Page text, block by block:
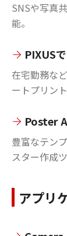
SNSや写真
能。
PIXUS
在宅勤務な
ートプリント
Poster
豊富なテン
スター作成ツ
アプリ